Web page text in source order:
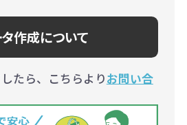
作成について
たら、こちらよりお問い合